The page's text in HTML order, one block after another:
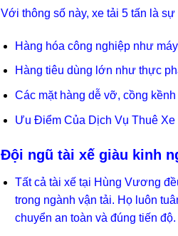
Với thông số này, xe tải 5 tấn là
Hàng hóa công nghiệp như
Hàng tiêu dùng lớn như thực
Các mặt hàng dễ vỡ, cồng
Ưu Điểm Của Dịch Vụ Thuê
Đội ngũ tài xế giàu kinh
Tất cả tài xế tại Hùng Vương
trong ngành vận tải. Họ luôn
chuyển an toàn và đúng tiến độ.